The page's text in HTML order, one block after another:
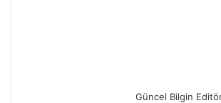
Güncel Bilgin